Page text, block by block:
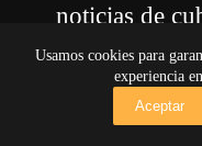
Usamos cookies para
experiencia
Aceptar
noticias de
vida
Copyright ©
Desarrollo,